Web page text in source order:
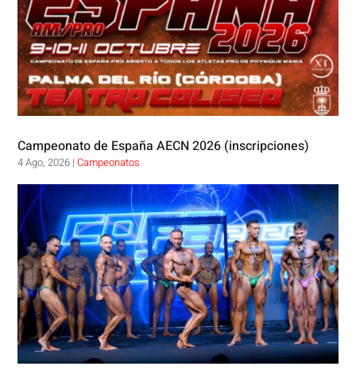
Campeonato de España AECN 2026 (inscripciones)
4 Ago, 2026 |Campeonatos